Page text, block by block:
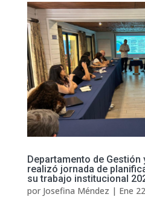
Departamento de
realizó jornada de
su trabajo institucional
por Josefina Méndez | Ene